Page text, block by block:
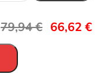
79,94€ 66,62 €